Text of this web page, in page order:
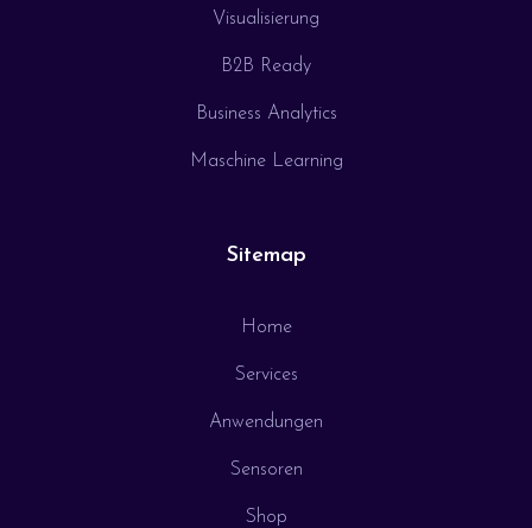
Visualisierung
B2B Ready
Business Analytics
Maschine Learning
Sitemap
Home
Services
Anwendungen
Sensoren
Shop